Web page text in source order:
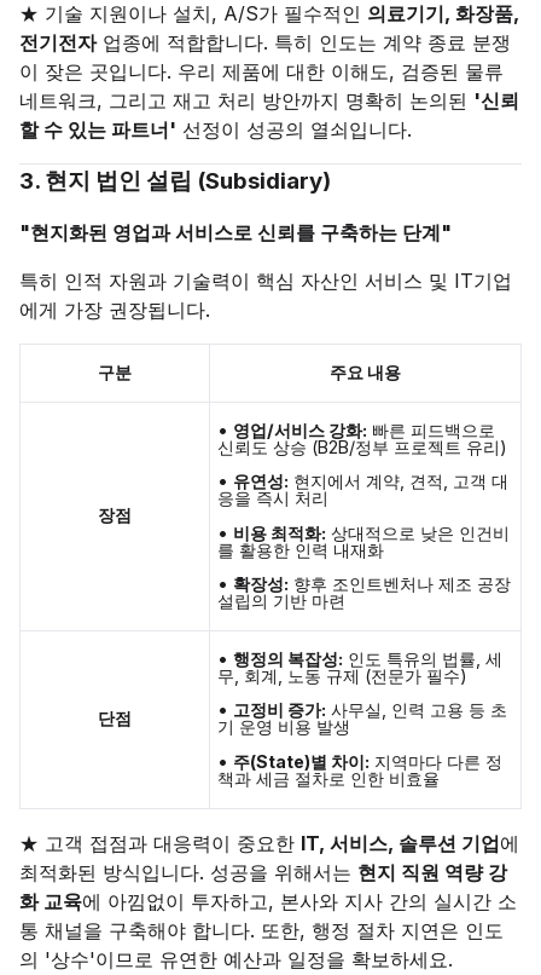
★​ 기술 지원이나 설치, A/S가 필수적인 의료기기, 화장품,
전기전자업종에 적합합니다. 특히 인도는 계약 종료 분쟁
이 잦은 곳입니다. 우리 제품에 대한 이해도, 검증된 물류
네트워크, 그리고 재고 처리 방안까지 명확히 논의된 '신뢰
할 수 있는 파트너' 선정이 성공의 열쇠입니다.
3. 현지 법인 설립 (Subsidiary)
"현지화된 영업과 서비스로 신뢰를 구축하는 단계"
특히 인적 자원과 기술력이 핵심 자산인 서비스 및 IT기업
에게 가장 권장됩니다.
구분 주요 내용
장점
• 영업/서비스 강화: 빠른 피드백으로
신뢰도 상승 (B2B/정부 프로젝트 유리)
• 유연성: 현지에서 계약, 견적, 고객 대
응을 즉시 처리
• 비용 최적화: 상대적으로 낮은 인건비
를 활용한 인력 내재화
• 확장성: 향후 조인트벤처나 제조 공장
설립의 기반 마련
단점
• 행정의 복잡성: 인도 특유의 법률, 세
무, 회계, 노동 규제 (전문가 필수)
• 고정비 증가: 사무실, 인력 고용 등 초
기 운영 비용 발생
• 주(State)별 차이: 지역마다 다른 정
책과 세금 절차로 인한 비효율
★ 고객 접점과 대응력이 중요한 IT, 서비스, 솔루션 기업에
최적화된 방식입니다. 성공을 위해서는 현지 직원 역량 강
화 교육에 아낌없이 투자하고, 본사와 지사 간의 실시간 소
통 채널을 구축해야 합니다. 또한, 행정 절차 지연은 인도
의 '상수'이므로 유연한 예산과 일정을 확보하세요.